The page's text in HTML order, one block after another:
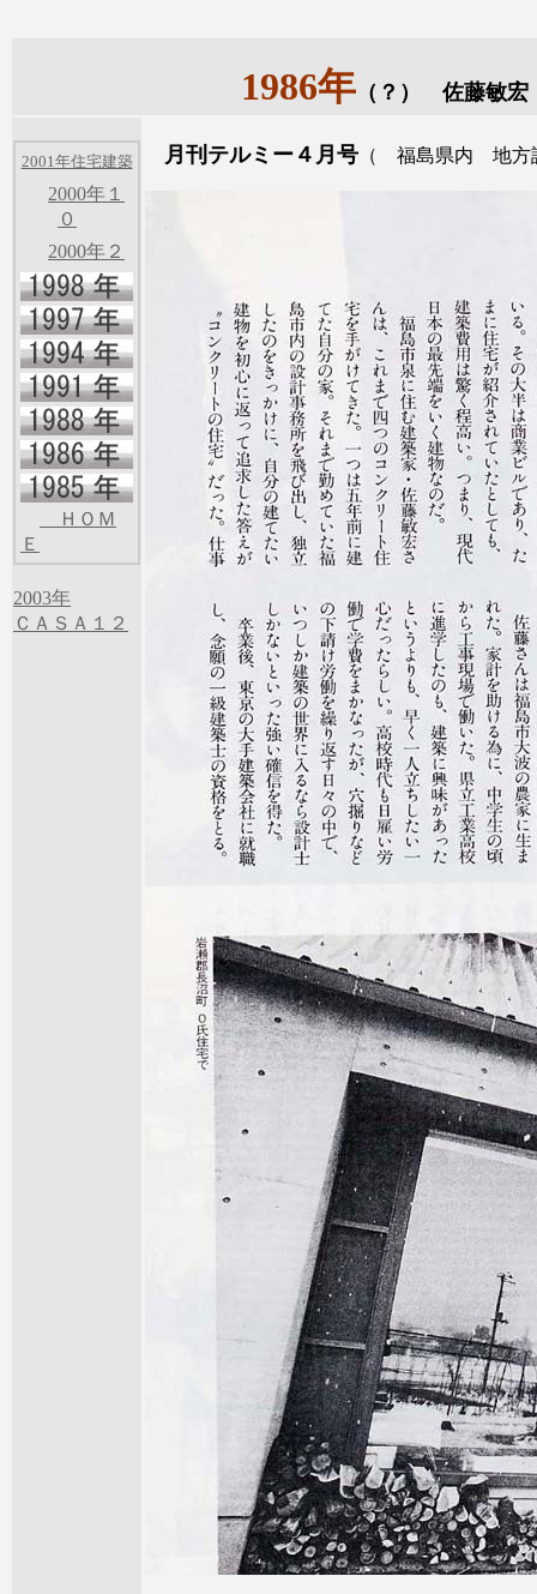
1986年（？） 佐藤敏宏
2001年住宅建築
2000年１
０
2000年２
ＨＯＭ
Ｅ
2003年
ＣＡＳＡ１２
月刊テルミー４月号 （ 福島県内 地方